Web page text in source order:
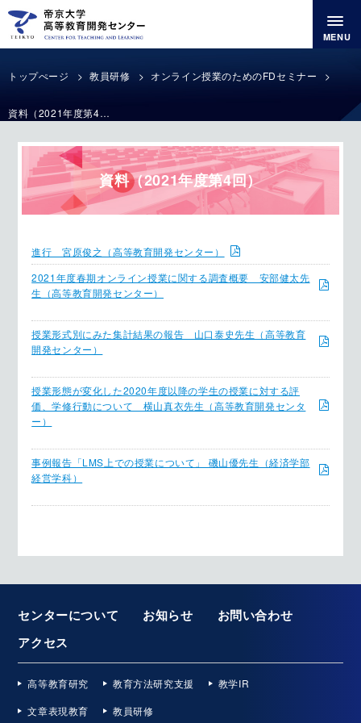
MENU
トップぺージ 教員研修 オンライン授業のためのFDセミナー
資料（2021年度第4回）
資料（2021年度第4回）
進行 宮原俊之（高等教育開発センター）
2021年度春期オンライン授業に関する調査概要 安部健太先
生（高等教育開発センター）
授業形式別にみた集計結果の報告 山口泰史先生（高等教育
開発センター）
授業形態が変化した2020年度以降の学生の授業に対する評
価、学修行動について 横山真衣先生（高等教育開発センタ
ー）
事例報告「LMS上での授業について」 磯山優先生（経済学部
経営学科）
センターについて お知らせ
お問い合わせ
アクセス
高等教育研究 教育方法研究支援
教学IR
文章表現教育
教員研修